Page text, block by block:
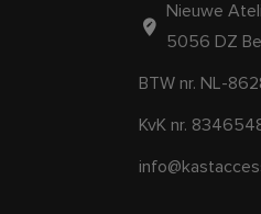
Nieuwe
5056 DZ
BTW nr. NL-
KvK nr.